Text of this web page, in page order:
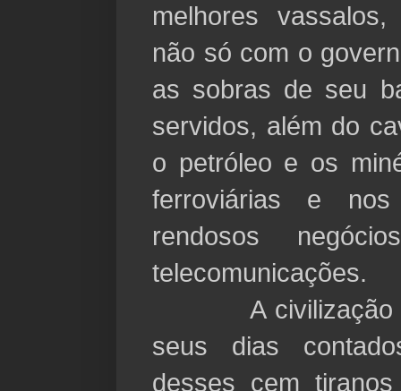
melhores
não só com o
as sobras de seu
servidos, além do
o petróleo e os
ferroviárias e
rendosos
telecomunicações.
A civilização
seus dias
desses cem